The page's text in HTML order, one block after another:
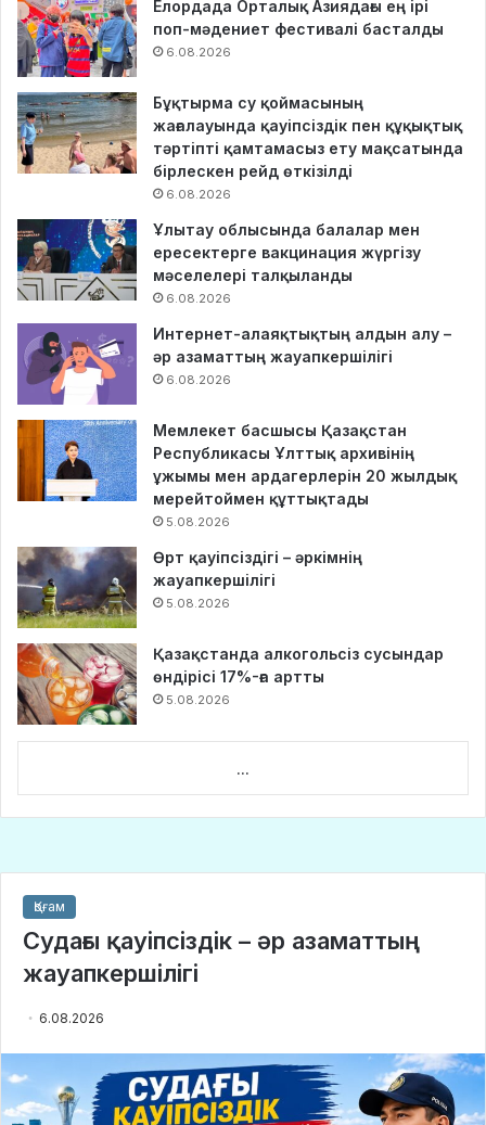
Елордада Орталық Азиядағы ең ірі
поп-мәдениет фестивалі басталды
6.08.2026
Бұқтырма су қоймасының
жағалауында қауіпсіздік пен құқықтық
тәртіпті қамтамасыз ету мақсатында
бірлескен рейд өткізілді
6.08.2026
Ұлытау облысында балалар мен
ересектерге вакцинация жүргізу
мәселелері талқыланды
6.08.2026
Интернет-алаяқтықтың алдын алу –
әр азаматтың жауапкершілігі
6.08.2026
Мемлекет басшысы Қазақстан
Республикасы Ұлттық архивінің
ұжымы мен ардагерлерін 20 жылдық
мерейтоймен құттықтады
5.08.2026
Өрт қауіпсіздігі – әркімнің
жауапкершілігі
5.08.2026
Қазақстанда алкогольсіз сусындар
өндірісі 17%-ға артты
5.08.2026
...